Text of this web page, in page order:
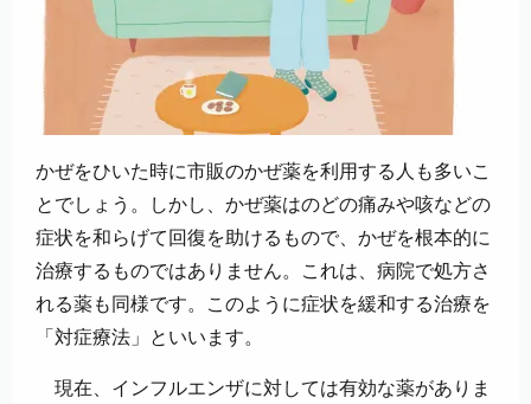
かぜをひいた時に市販のかぜ薬を利用する人も多いこ
とでしょう。しかし、かぜ薬はのどの痛みや咳などの
症状を和らげて回復を助けるもので、かぜを根本的に
治療するものではありません。これは、病院で処方さ
れる薬も同様です。このように症状を緩和する治療を
「対症療法」といいます。
現在、インフルエンザに対しては有効な薬がありま